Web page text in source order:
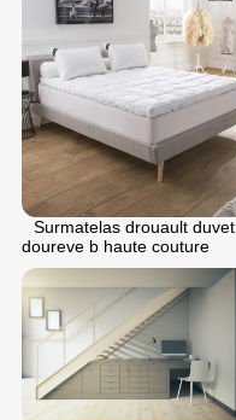
Surmatelas drouault duvet
doureve b haute couture